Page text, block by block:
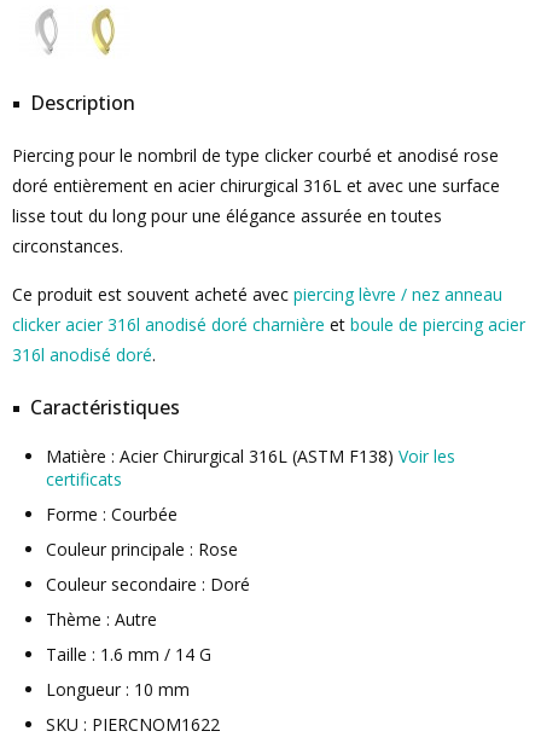
Description
Piercing pour le nombril de type clicker courbé et anodisé rose
doré entièrement en acier chirurgical 316L et avec une surface
lisse tout du long pour une élégance assurée en toutes
circonstances.
Ce produit est souvent acheté avec piercing lèvre / nez anneau
clicker acier 316l anodisé doré charnière et boule de piercing acier
316l anodisé doré.
Caractéristiques
Matière : Acier Chirurgical 316L (ASTM F138) Voir les
certificats
Forme : Courbée
Couleur principale : Rose
Couleur secondaire : Doré
Thème : Autre
Taille : 1.6 mm / 14 G
Longueur : 10 mm
SKU : PIERCNOM1622